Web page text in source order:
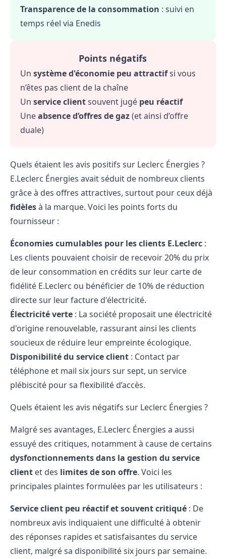
Transparence de la consommation : suivi en
temps réel via Enedis
Points négatifs
Un système d'économie peu attractifsi vous
n’êtes pas client de la chaîne
Un service clientsouvent jugé peu réactif
Uneabsence d’offres de gaz(et ainsi d’offre
duale)
Quels étaient les avis positifs sur Leclerc Énergies ?
E.Leclerc Énergies avait séduit de nombreux clients
grâce à des offres attractives, surtout pour ceux déjà
fidèlesà la marque. Voici les points forts du
fournisseur :
Économies cumulables pour les clients E.Leclerc :
Les clients pouvaient choisir de recevoir 20% du prix
de leur consommation en crédits sur leur carte de
fidélité E.Leclerc ou bénéficier de 10% de réduction
directe sur leur facture d'électricité.
Électricité verte : La société proposait une électricité
d'origine renouvelable, rassurant ainsi les clients
soucieux de réduire leur empreinte écologique.
Disponibilité du service client : Contact par
téléphone et mail six jours sur sept, un service
plébiscité pour sa flexibilité d’accès.
Quels étaient les avis négatifs sur Leclerc Énergies ?
Malgré ses avantages, E.Leclerc Énergies a aussi
essuyé des critiques, notamment à cause de certains
dysfonctionnements dans la gestion du service
client et des limites de son offre. Voici les
principales plaintes formulées par les utilisateurs :
Service client peu réactif et souvent critiqué : De
nombreux avis indiquaient une difficulté à obtenir
des réponses rapides et satisfaisantes du service
client, malgré sa disponibilité six jours par semaine.